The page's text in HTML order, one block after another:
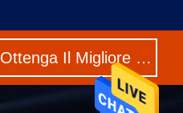
Ottenga Il Migliore Prezzo